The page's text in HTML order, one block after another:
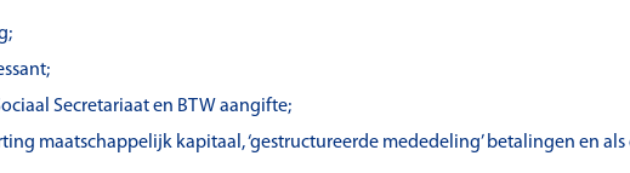
Secretariaat en BTW aangifte;
maatschappelijk kapitaal, ‘gestructureerde mededeling’ betalingen en